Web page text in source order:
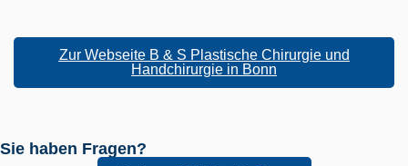
Zur Webseite B & S Plastische Chirurgie und
Handchirurgie in Bonn
Sie haben Fragen?